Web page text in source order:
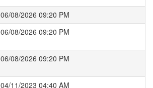
06/08/2026 09:20 PM
06/08/2026 09:20 PM
06/08/2026 09:20 PM
04/11/2023 04:40 AM